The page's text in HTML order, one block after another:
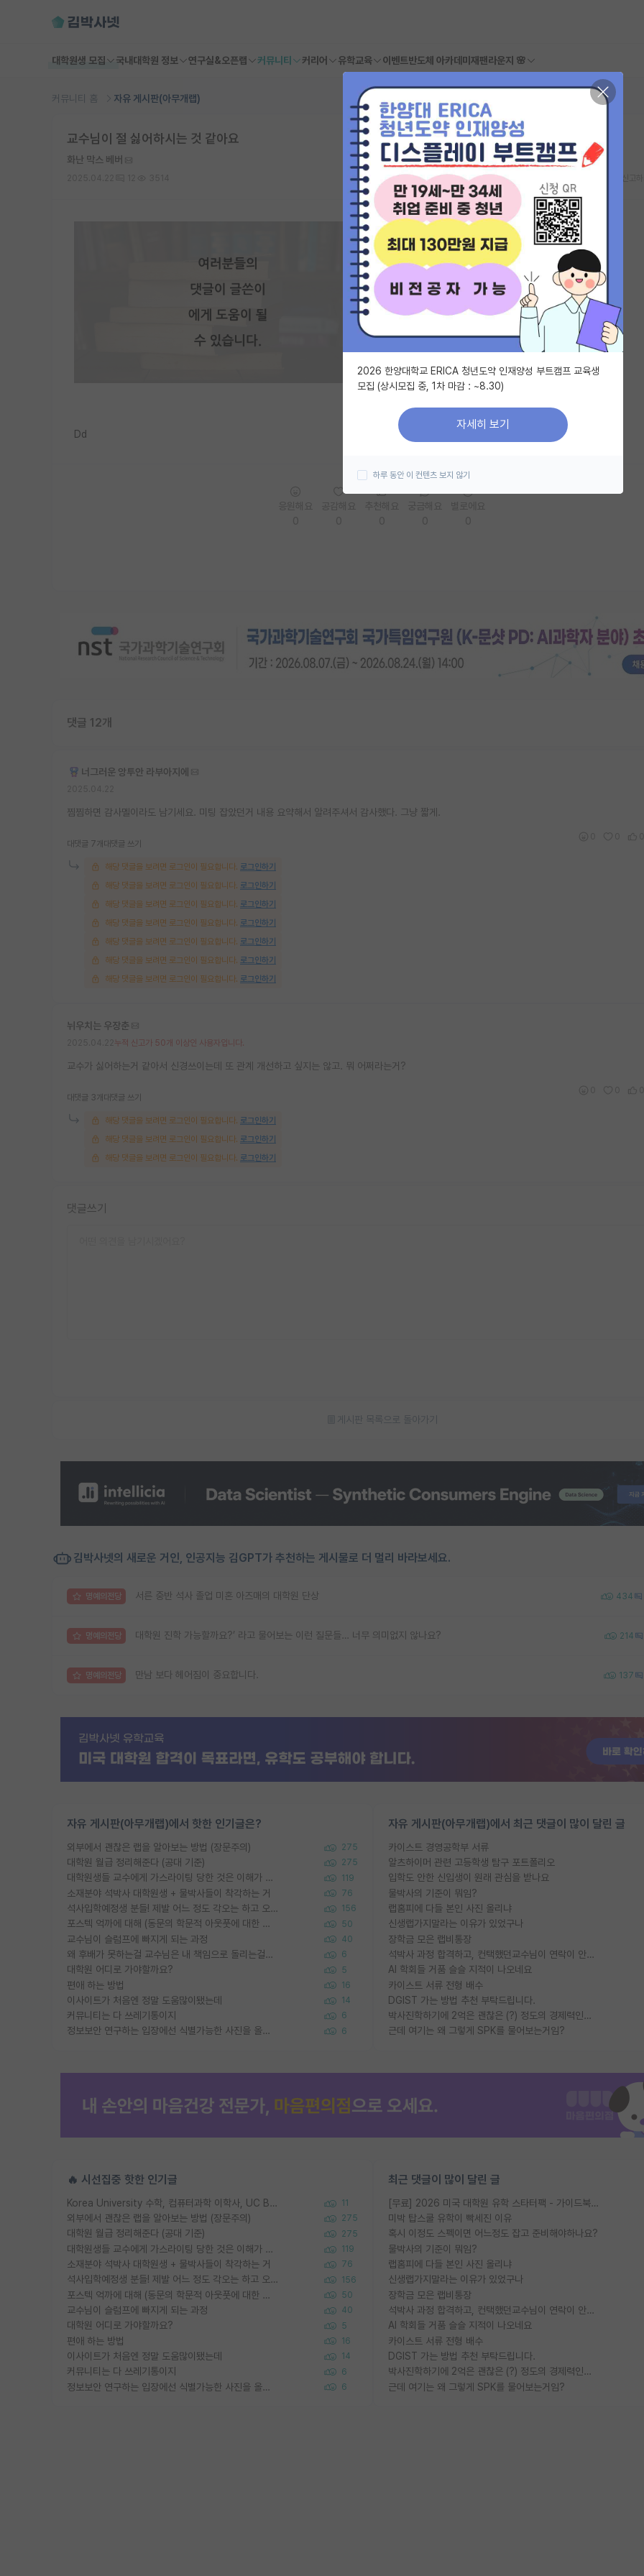
대학원생 모집 국내대학원 정보 연구실&오픈랩 커뮤니티 커리어 유학교육 이벤트반도체 아카데미 재팬라운지 🌸
커뮤니티 홈 자유 게시판(아무개랩)
교수님이 절 싫어하시는 것 같아요
화난 막스 베버
Dd
댓글 12개
너그러운 앙투안 라부아지에
찜찜하면 감사멜이라도 남기세요. 미팅 잡았던거 내용 요약해서 알려주셔서 감사했다. 그냥 짧게.
대댓글 7개 대댓글 쓰기
해당 댓글을 보려면 로그인이 필요합니다. 로그인하기
해당 댓글을 보려면 로그인이 필요합니다. 로그인하기
해당 댓글을 보려면 로그인이 필요합니다. 로그인하기
해당 댓글을 보려면 로그인이 필요합니다. 로그인하기
해당 댓글을 보려면 로그인이 필요합니다. 로그인하기
해당 댓글을 보려면 로그인이 필요합니다. 로그인하기
해당 댓글을 보려면 로그인이 필요합니다. 로그인하기
뉘우치는 우장춘
누적 신고가 50개 이상인 사용자입니다.
교수가 싫어하는거 같아서 신경쓰이는데 또 관계 개선하고 싶지는 않고. 뭐 어쩌라는거?
대댓글 3개 대댓글 쓰기
해당 댓글을 보려면 로그인이 필요합니다. 로그인하기
해당 댓글을 보려면 로그인이 필요합니다. 로그인하기
해당 댓글을 보려면 로그인이 필요합니다. 로그인하기
댓글쓰기
게시판 목록으로 돌아가기
김박사넷의 새로운 거인, 인공지능 김GPT가 추천하는 게시물로 더 멀리 바라보세요.
명예의전당 서른 중반 석사 졸업 미혼 아즈매의 대학원 단상 434
명예의전당 대학원 진학 가능할까요?’ 라고 물어보는 이런 질문들… 너무 의미없지 않나요? 214
명예의전당 만남 보다 헤어짐이 중요합니다. 137
자유 게시판(아무개랩)에서 핫한 인기글은?
외부에서 괜찮은 랩을 알아보는 방법 (장문주의) 275
대학원 월급 정리해준다 (공대 기준) 275
대학원생들 교수에게 가스라이팅 당한 것은 이해가 갑니다. 안타깝네요. 119
소재분야 석박사 대학원생 + 물박사들이 착각하는 거 76
석사입학예정생 분들! 제발 어느 정도 각오는 하고 오세요. 156
포스텍 억까에 대해 (동문의 학문적 아웃풋에 대한 반박) 50
교수님이 슬럼프에 빠지게 되는 과정 40
왜 후배가 못하는걸 교수님은 내 책임으로 돌리는걸까요? 6
대학원 어디로 가야할까요? 5
편애 하는 방법 16
이사이트가 처음엔 정말 도움많이됐는데 14
커뮤니티는 다 쓰레기통이지 6
정보보안 연구하는 입장에선 식별가능한 사진을 올리는건 비추이긴함 6
자유 게시판(아무개랩)에서 최근 댓글이 많이 달린 글
카이스트 경영공학부 서류
알츠하이머 관련 고등학생 탐구 포트폴리오
입학도 안한 신입생이 원래 관심을 받나요
물박사의 기준이 뭐임?
랩홈피에 다들 본인 사진 올리냐
신생랩가지말라는 이유가 있었구나
장학금 모은 랩비통장
석박사 과정 합격하고, 컨택했던교수님이 연락이 안됩니다...
AI 학회들 거품 슬슬 지적이 나오네요
카이스트 서류 전형 배수
DGIST 가는 방법 추천 부탁드립니다.
박사진학하기에 2억은 괜찮은 (?) 정도의 경제력인가요
근데 여기는 왜 그렇게 SPK를 물어보는거임?
🔥 시선집중 핫한 인기글
Korea University 수학, 컴퓨터과학 이학사, UC Berkeley 산업공학 대학원 공학박사가 되는 것은 쉽지 않겠죠? 11
외부에서 괜찮은 랩을 알아보는 방법 (장문주의) 275
대학원 월급 정리해준다 (공대 기준) 275
대학원생들 교수에게 가스라이팅 당한 것은 이해가 갑니다. 안타깝네요. 119
소재분야 석박사 대학원생 + 물박사들이 착각하는 거 76
석사입학예정생 분들! 제발 어느 정도 각오는 하고 오세요. 156
포스텍 억까에 대해 (동문의 학문적 아웃풋에 대한 반박) 50
교수님이 슬럼프에 빠지게 되는 과정 40
대학원 어디로 가야할까요? 5
편애 하는 방법 16
이사이트가 처음엔 정말 도움많이됐는데 14
커뮤니티는 다 쓰레기통이지 6
정보보안 연구하는 입장에선 식별가능한 사진을 올리는건 비추이긴함 6
최근 댓글이 많이 달린 글
[무료] 2026 미국 대학원 유학 스타터팩 - 가이드북 & 합격자 컨택메일 템플릿
미박 탑스쿨 유학이 빡세진 이유
혹시 이정도 스펙이면 어느정도 잡고 준비해야하나요?
물박사의 기준이 뭐임?
랩홈피에 다들 본인 사진 올리냐
신생랩가지말라는 이유가 있었구나
장학금 모은 랩비통장
석박사 과정 합격하고, 컨택했던교수님이 연락이 안됩니다...
AI 학회들 거품 슬슬 지적이 나오네요
카이스트 서류 전형 배수
DGIST 가는 방법 추천 부탁드립니다.
박사진학하기에 2억은 괜찮은 (?) 정도의 경제력인가요
근데 여기는 왜 그렇게 SPK를 물어보는거임?
2026 한양대학교 ERICA 청년도약 인재양성 부트캠프 교육생
모집 (상시모집 중, 1차 마감 : ~8.30)
자세히 보기
하루 동안 이 컨텐츠 보지 않기